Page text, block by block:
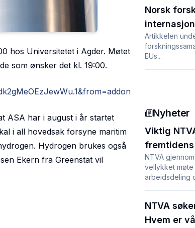
hos Universitetet i Agder. Møtet
som ønsker det kl. 19:00.
ASA har i august i år startet
i all hovedsak forsyne maritim
Hydrogen brukes også
Ekern fra Greenstat vil
Norsk
Artikkelen
EUs...
Nyheter
Viktig
NTVA
vellykket møte
arbeidsdeling
NTVA
Hvem er